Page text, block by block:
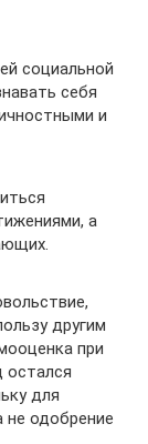
социальной
себя
и
а
другим
при
остался
для
не одобрение